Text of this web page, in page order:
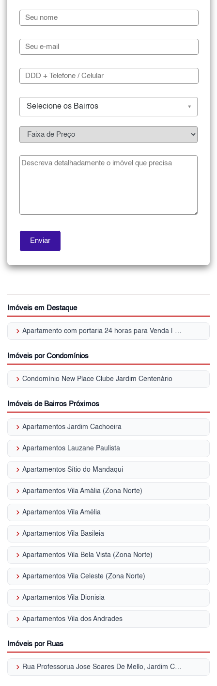
Selecione os Bairros
Imóveis em Destaque
keyboard_arrow_right Apartamento com portaria 24 horas para Venda | Jardim Centenário
Imóveis por Condomínios
keyboard_arrow_right Condomínio New Place Clube Jardim Centenário
Imóveis de Bairros Próximos
keyboard_arrow_right Apartamentos Jardim Cachoeira
keyboard_arrow_right Apartamentos Lauzane Paulista
keyboard_arrow_right Apartamentos Sítio do Mandaqui
keyboard_arrow_right Apartamentos Vila Amália (Zona Norte)
keyboard_arrow_right Apartamentos Vila Amélia
keyboard_arrow_right Apartamentos Vila Basileia
keyboard_arrow_right Apartamentos Vila Bela Vista (Zona Norte)
keyboard_arrow_right Apartamentos Vila Celeste (Zona Norte)
keyboard_arrow_right Apartamentos Vila Dionisia
keyboard_arrow_right Apartamentos Vila dos Andrades
Imóveis por Ruas
keyboard_arrow_right Rua Professorua Jose Soares De Mello, Jardim Centenário